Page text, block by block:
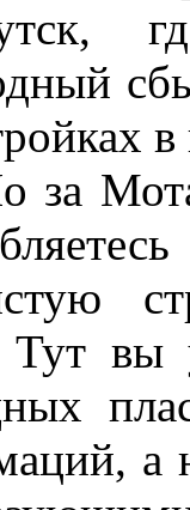
в
за
Тут вы
а